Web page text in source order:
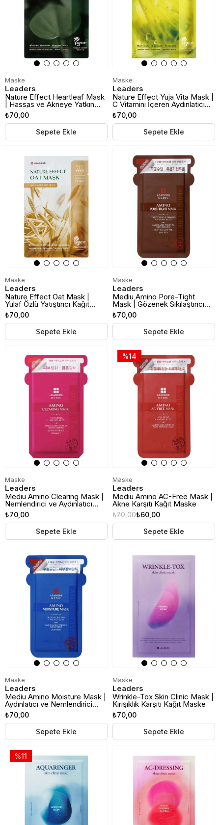
Maske
Leaders
Nature Effect Heartleaf Mask
| Hassas ve Akneye Yatkın
Ciltler İçin Yatıştırıcı Kağıt
Maske
₺70,00
Sepete Ekle
Maske
Leaders
Nature Effect Yuja Vita Mask |
C Vitamini İçeren Aydınlatıcı
Kağıt Maske
₺70,00
Sepete Ekle
Maske
Leaders
Nature Effect Oat Mask |
Yulaf Özlü Yatıştırıcı Kağıt
Maske
₺70,00
Sepete Ekle
Maske
Leaders
Mediu Amino Pore-Tight
Mask | Gözenek Sıkılaştırıcı
Kağıt Maske
₺70,00
Sepete Ekle
Maske
Leaders
Mediu Amino Clearing Mask |
Nemlendirici ve Aydınlatıcı
Kağıt Maske
₺70,00
Sepete Ekle
Maske
Leaders
Mediu Amino AC-Free Mask |
Akne Karşıtı Kağıt Maske
₺60,00
₺70,00
Sepete Ekle
%14
Maske
Leaders
Mediu Amino Moisture Mask |
Aydınlatıcı ve Nemlendirici
Kağıt Maske
₺70,00
Sepete Ekle
Maske
Leaders
Wrinkle-Tox Skin Clinic Mask |
Kırışıklık Karşıtı Kağıt Maske
₺70,00
Sepete Ekle
%11